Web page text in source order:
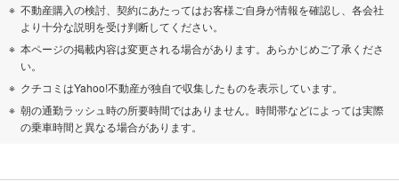
不動産購入の検討、契約にあたってはお客様ご自身が情報を確認し、各会社
より十分な説明を受け判断してください。
本ページの掲載内容は変更される場合があります。あらかじめご了承くださ
い。
クチコミはYahoo!不動産が独自で収集したものを表示しています。
朝の通勤ラッシュ時の所要時間ではありません。時間帯などによっては実際
の乗車時間と異なる場合があります。